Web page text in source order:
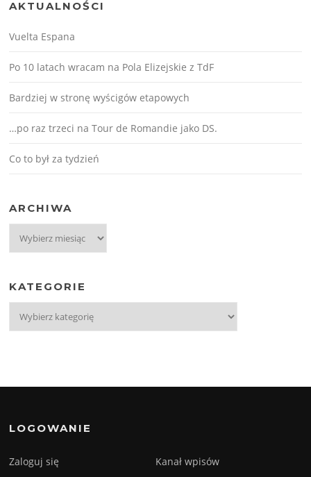
AKTUALNOŚCI
Vuelta Espana
Po 10 latach wracam na Pola Elizejskie z TdF
Bardziej w stronę wyścigów etapowych
…po raz trzeci na Tour de Romandie jako DS.
Co to był za tydzień
ARCHIWA
KATEGORIE
LOGOWANIE
Zaloguj się
Kanał wpisów